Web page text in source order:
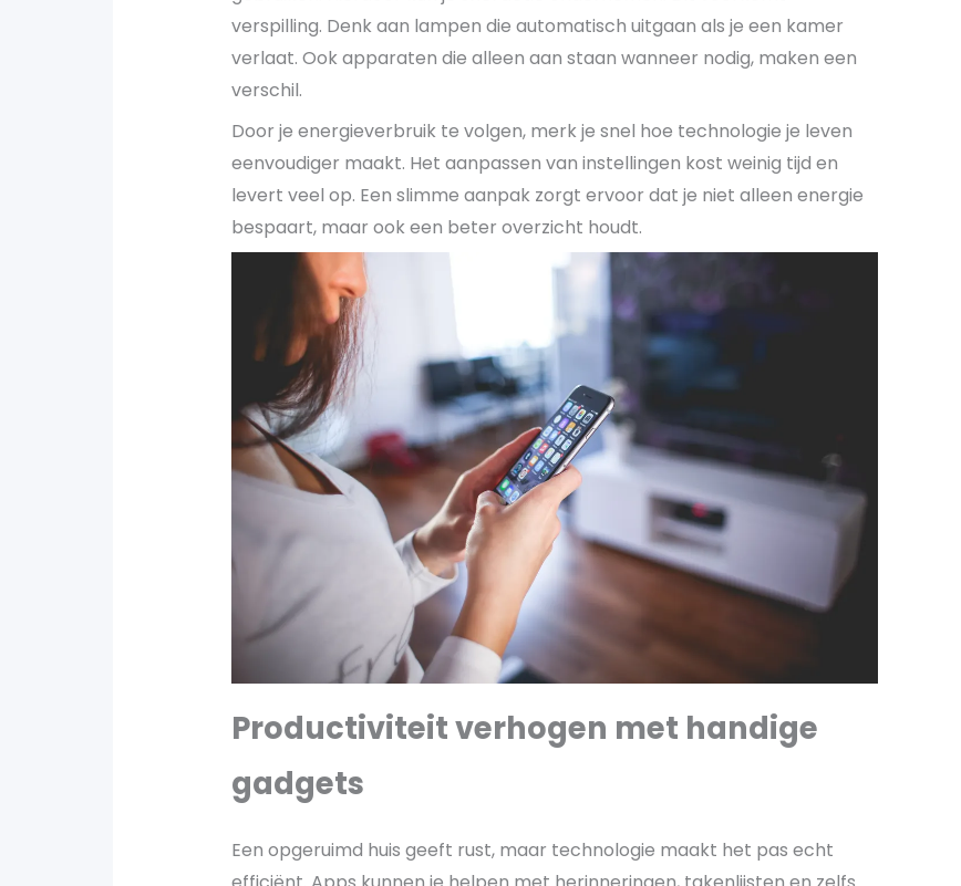
verspilling. Denk aan lampen die automatisch uitgaan als je een kamer
verlaat. Ook apparaten die alleen aan staan wanneer nodig, maken een
verschil.
Door je energieverbruik te volgen, merk je snel hoe technologie je leven
eenvoudiger maakt. Het aanpassen van instellingen kost weinig tijd en
levert veel op. Een slimme aanpak zorgt ervoor dat je niet alleen energie
bespaart, maar ook een beter overzicht houdt.
Productiviteit verhogen met handige
gadgets
Een opgeruimd huis geeft rust, maar technologie maakt het pas echt